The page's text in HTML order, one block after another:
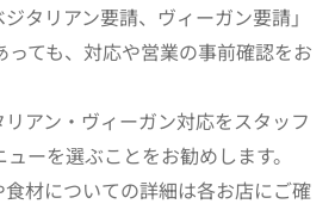
タリアン要請、ヴィーガン要請」
っても、対応や営業の事前確認をお
アン・ヴィーガン対応をスタッフ
ーを選ぶことをお勧めします。
材についての詳細は各お店にご確